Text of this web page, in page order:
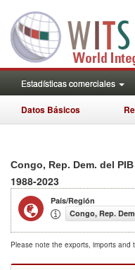
Estadísticas comerciales
Datos Básicos
Congo, Rep. Dem. del
1988-2023
País/Región
Congo, Rep.
Please note the exports, imports